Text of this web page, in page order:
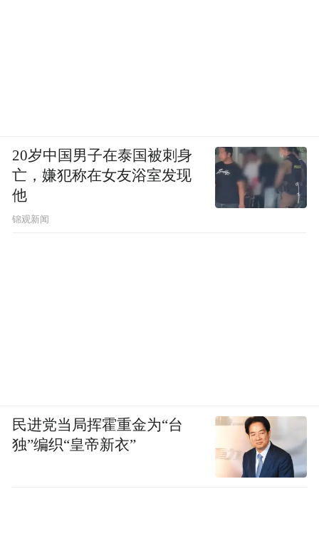
20岁中国男子在泰国被刺身
亡，嫌犯称在女友浴室发现
他
锦观新闻
民进党当局挥霍重金为“台
独”编织“皇帝新衣”